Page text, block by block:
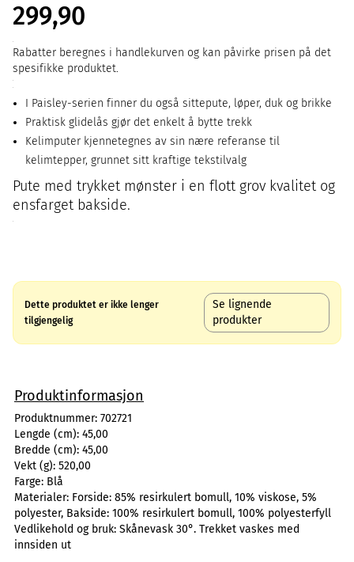
299,90
Rabatter beregnes i handlekurven og kan påvirke prisen på det
spesifikke produktet.
I Paisley-serien finner du også sittepute, løper, duk og brikke
Praktisk glidelås gjør det enkelt å bytte trekk
Kelimputer kjennetegnes av sin nære referanse til
kelimtepper, grunnet sitt kraftige tekstilvalg
Pute med trykket mønster i en flott grov kvalitet og
ensfarget bakside.
Dette produktet er ikke lenger
tilgjengelig
Se lignende
produkter
Produktinformasjon
Produktnummer: 702721
Lengde (cm): 45,00
Bredde (cm): 45,00
Vekt (g): 520,00
Farge: Blå
Materialer: Forside: 85% resirkulert bomull, 10% viskose, 5%
polyester, Bakside: 100% resirkulert bomull, 100% polyesterfyll
Vedlikehold og bruk: Skånevask 30°. Trekket vaskes med
innsiden ut